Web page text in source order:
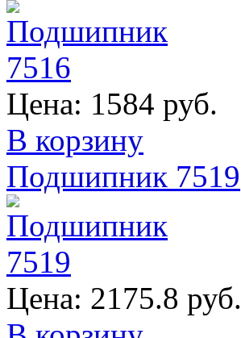
Цена: 1584 руб.
В корзину
Подшипник 7519
Цена: 2175.8 руб.